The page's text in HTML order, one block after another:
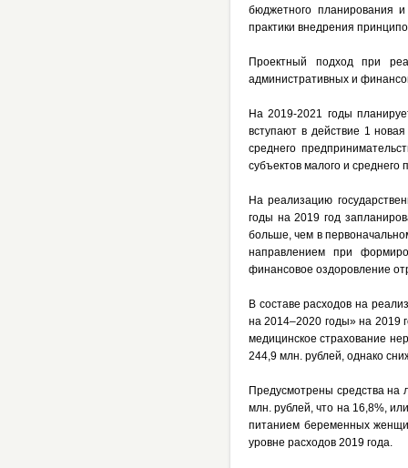
бюджетного планирования
практики внедрения
Проектный подход при
административных и
На 2019-2021 годы
вступают в действие 1
среднего
субъектов малого и среднего
На реализацию
годы на 2019 год
больше, чем в
направлением при
финансовое оздоровление
В составе расходов на
на 2014–2020 годы» на 2019
медицинское страхование
244,9 млн. рублей, однако
Предусмотрены средства на
млн. рублей, что на 16,8%,
питанием беременных
уровне расходов 2019 года.